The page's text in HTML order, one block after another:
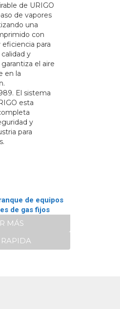
de URIGO
de vapores
una
con
para
y
el aire
en la
El sistema
esta
y
para
de equipos
de gas fijos
MÁS
RAPIDA